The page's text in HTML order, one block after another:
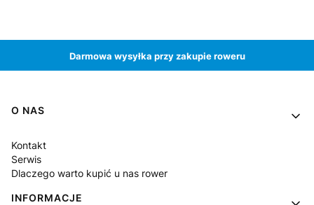
Darmowa wysyłka przy zakupie roweru
Linki w stopce
O NAS
Kontakt
Serwis
Dlaczego warto kupić u nas rower
INFORMACJE